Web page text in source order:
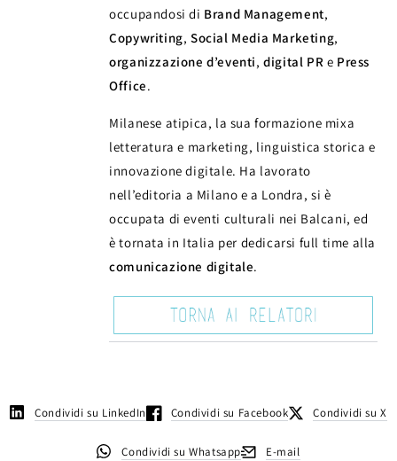
occupandosi di Brand Management,
Copywriting,Social Media Marketing,
organizzazione d’eventi,digital PR e Press
Office.
Milanese atipica, la sua formazione mixa
letteratura e marketing, linguistica storica e
innovazione digitale. Ha lavorato
nell’editoria a Milano e a Londra, si è
occupata di eventi culturali nei Balcani, ed
è tornata in Italia per dedicarsi full time alla
comunicazione digitale.
Condividi su LinkedIn Condividi su Facebook Condividi su X
Condividi su Whatsapp E-mail